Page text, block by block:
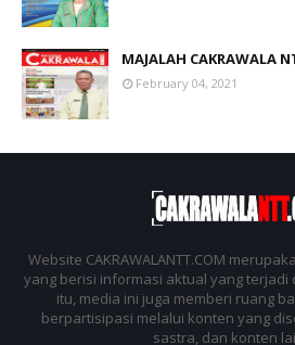
MAJALAH CAKRAWALA
February 04, 2021
Website CAKRAWALANTT.COM
yang berisi informasi aktual yang terjadi
itu, media ini juga memberi ruang
berpartisipasi melalui konten yang
sastra, dan konten